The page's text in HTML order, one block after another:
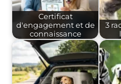
Certificat
d'engagement et de
connaissance
3